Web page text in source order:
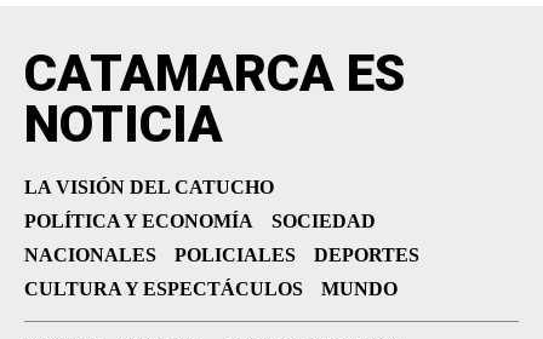
CATAMARCA ES
NOTICIA
LA VISIÓN DEL CATUCHO
POLÍTICA Y ECONOMÍA
SOCIEDAD
NACIONALES
POLICIALES
DEPORTES
CULTURA Y ESPECTÁCULOS
MUNDO